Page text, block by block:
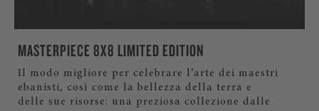
MASTERPIECE 8X8 LIMITED EDITION
Il modo migliore per celebrare l’arte dei maestri
ebanisti, così come la bellezza della terra e
delle sue risorse: una preziosa collezione dalle